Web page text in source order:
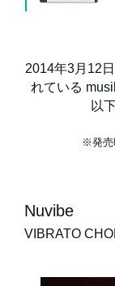
About
2014年3月12
れている
以
※発売
Nuvibe
VIBRATO